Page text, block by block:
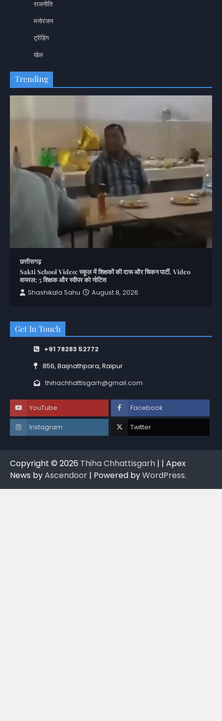
राजनीति
मनोरंजन
ट्रेंडिंग
खेल
Trending
छत्तीसगढ़
Sakti School Video: स्कूल में शिक्षकों की दारू और चिकन पार्टी, Video
वायरल; 5 शिक्षक और स्वीपर को नोटिस
Shashikala Sahu
August 8, 2026
Get In Touch
+91 78283 52772
856, Baijnathpara, Raipur
thihachhattisgarh@gmail.com
YouTube Facebook
Instagram Twitter
Copyright © 2026 Thiha Chhattisgarh | | Apex
News byAscendoor | Powered byWordPress.